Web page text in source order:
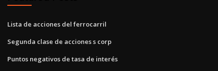
Lista de acciones del ferrocarril
Segunda clase de acciones s corp
Puntos negativos de tasa de interés